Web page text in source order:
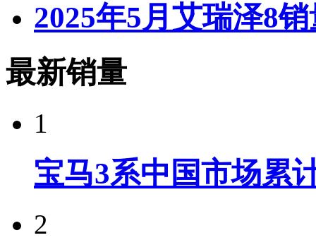
2025年5月艾瑞泽8
最新销量
1
宝马3系中国市场累
2